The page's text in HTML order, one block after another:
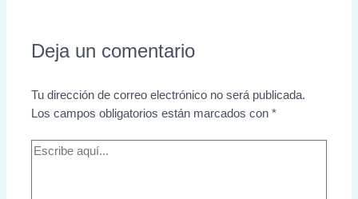
Deja un comentario
Tu dirección de correo electrónico no será publicada.
Los campos obligatorios están marcados con*